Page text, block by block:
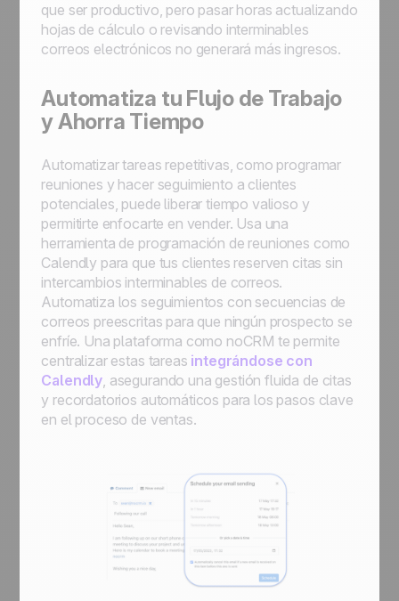
que ser productivo, pero pasar horas actualizando
hojas de cálculo o revisando interminables
correos electrónicos no generará más ingresos.
Automatiza tu Flujo de Trabajo
y Ahorra Tiempo
Automatizar tareas repetitivas, como programar
reuniones y hacer seguimiento a clientes
potenciales, puede liberar tiempo valioso y
permitirte enfocarte en vender. Usa una
herramienta de programación de reuniones como
Calendly para que tus clientes reserven citas sin
intercambios interminables de correos.
Automatiza los seguimientos con secuencias de
correos preescritas para que ningún prospecto se
enfríe. Una plataforma como noCRM te permite
centralizar estas tareas integrándose con
Calendly, asegurando una gestión fluida de citas
y recordatorios automáticos para los pasos clave
en el proceso de ventas.